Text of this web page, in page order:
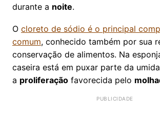
durante a noite.
O cloreto de sódio é o principal
comum, conhecido também por sua
conservação de alimentos. Na
caseira está em puxar parte da
a proliferação favorecida pelo